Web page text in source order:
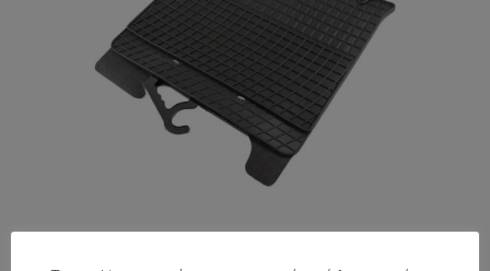
Λαστιχένια πατάκια RENAULT Kangoo